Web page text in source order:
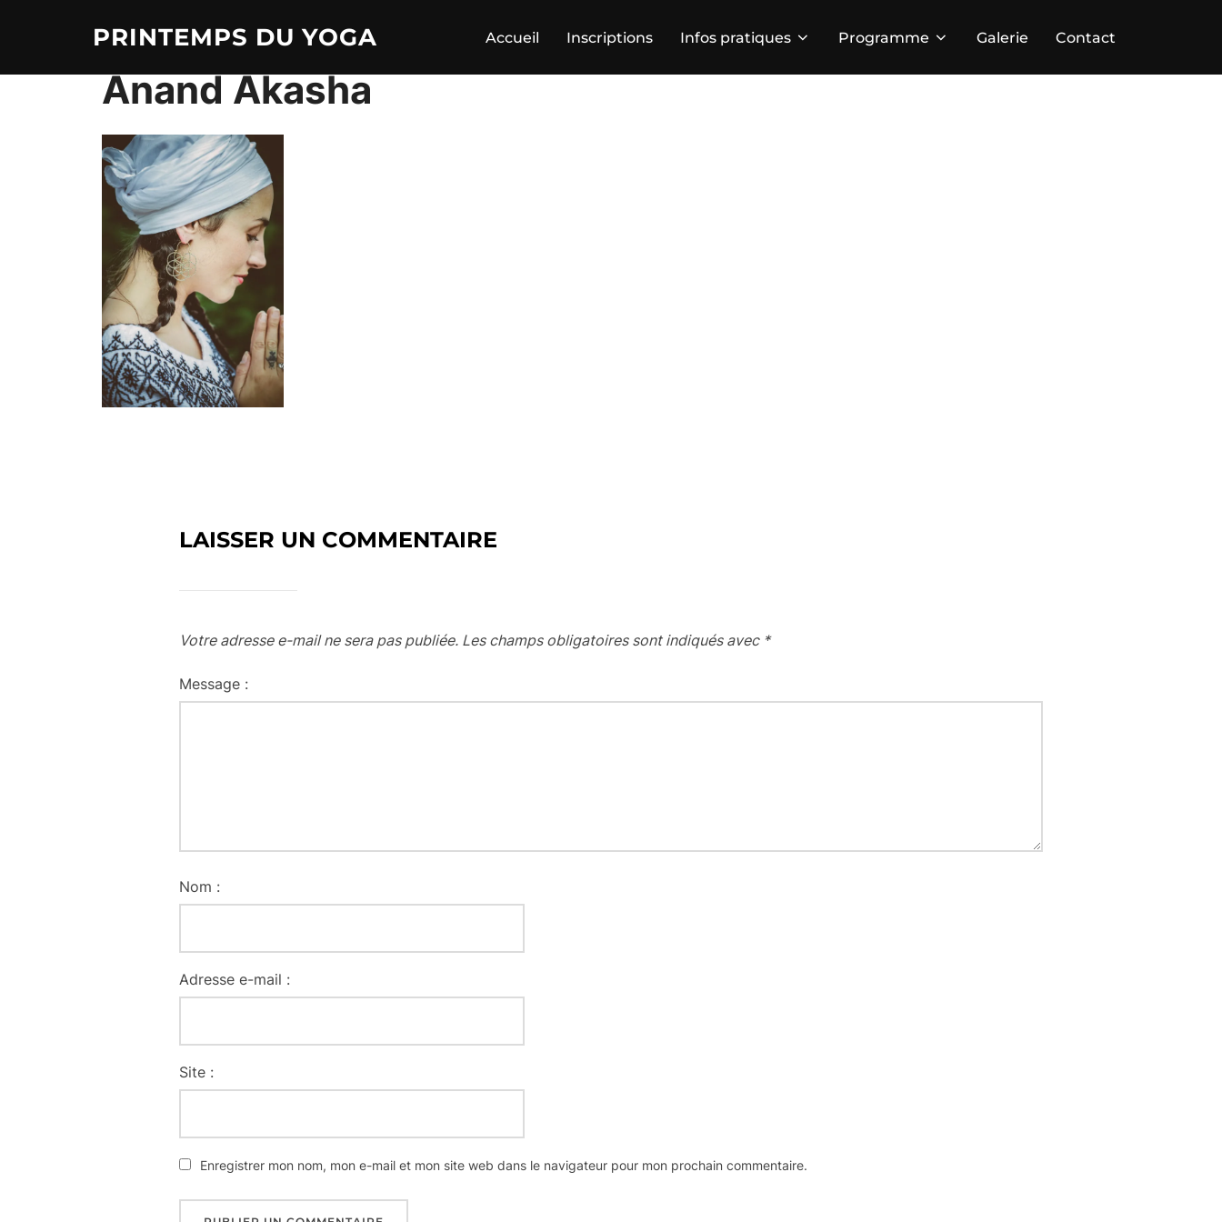
PRINTEMPS DU YOGA Accueil Inscriptions Infos pratiques Programme Galerie Contact
Anand Akasha
LAISSER UN COMMENTAIRE
Votre adresse e-mail ne sera pas publiée. Les champs obligatoires sont indiqués avec *
Message :
Nom :
Adresse e-mail :
Site :
Enregistrer mon nom, mon e-mail et mon site web dans le navigateur pour mon prochain commentaire.